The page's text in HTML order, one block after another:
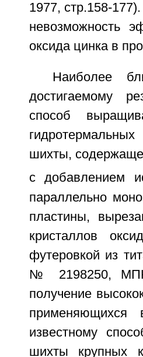
1977, стр.158-
невозможность
оксида цинка в
Наиболее
достигаемому
способ
шихты,
с добавлением
параллельно
пластины,
кристаллов
футеровкой из
№ 2198250,
получение
применяющихся
известному
шихты крупных